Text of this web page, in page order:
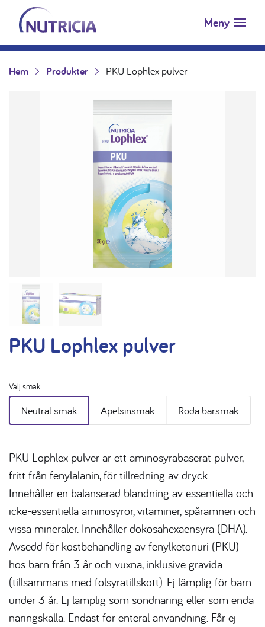
Hoppa till innehåll
Nutricia.se Meny
Hem Produkter PKU Lophlex pulver
PKU Lophlex pulver
Välj smak
Neutral smak Apelsinsmak Röda bärsmak
PKU Lophlex pulver är ett aminosyrabaserat pulver,
fritt från fenylalanin, för tillredning av dryck.
Innehåller en balanserad blandning av essentiella och
icke-essentiella aminosyror, vitaminer, spårämnen och
vissa mineraler. Innehåller dokosahexaensyra (DHA).
Avsedd för kostbehandling av fenylketonuri (PKU)
hos barn från 3 år och vuxna, inklusive gravida
(tillsammans med folsyratillskott). Ej lämplig för barn
under 3 år. Ej lämplig som sondnäring eller som enda
näringskälla. Endast för enteral användning. Får ej